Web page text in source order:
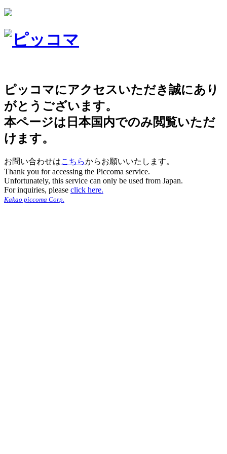
ピッコマにアクセスいただき誠にあり
がとうございます。
本ページは日本国内でのみ閲覧いただ
けます。
お問い合わせはこちらからお願いいたします。
Thank you for accessing the Piccoma service.
Unfortunately, this service can only be used from Japan.
For inquiries, please click here.
Kakao piccoma Corp.